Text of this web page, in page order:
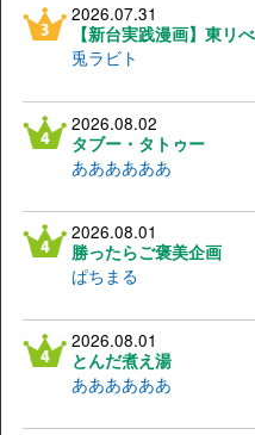
2026.07.31
【新台実践漫画】東リ
兎ラビト
2026.08.02
タブー・タトゥー
ああああああ
2026.08.01
勝ったらご褒美企画
ぱちまる
2026.08.01
とんだ煮え湯
ああああああ